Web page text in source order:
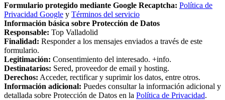
Formulario protegido mediante Google Recaptcha: Política de
Privacidad Google y Términos del servicio
Información básica sobre Protección de Datos
Responsable: Top Valladolid
Finalidad: Responder a los mensajes enviados a través de este
formulario.
Legitimación: Consentimiento del interesado. +info.
Destinatarios: Sered, proveedor de email y hosting.
Derechos: Acceder, rectificar y suprimir los datos, entre otros.
Información adicional: Puedes consultar la información adicional y
detallada sobre Protección de Datos en la Política de Privacidad.